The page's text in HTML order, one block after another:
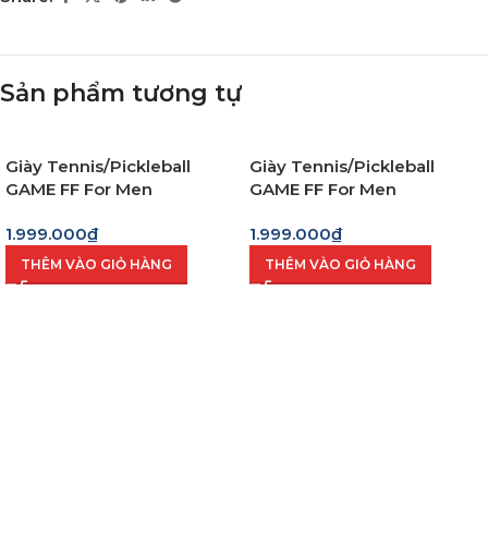
Sản phẩm tương tự
Giày Tennis/Pickleball
GAME FF For Men
1.999.000₫
THÊM VÀO GIỎ HÀNG
Giày Tennis/Pickleball
GAME FF For Men
1.999.000₫
THÊM VÀO GIỎ HÀNG